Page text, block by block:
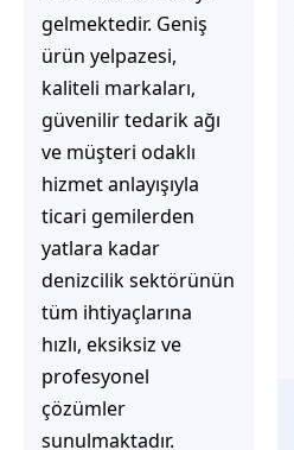
değerli iş birliği için
içtenlikle teşekkür
ediyorum. Birlikte
çalışmaktan büyük
memnuniyet duyuyor,
başarılarla dolu uzun
yıllar boyunca aynı
dayanışma ve güven
ortamında nice
projelere imza atmayı
temenni ediyorum.
Kaptan Deniz